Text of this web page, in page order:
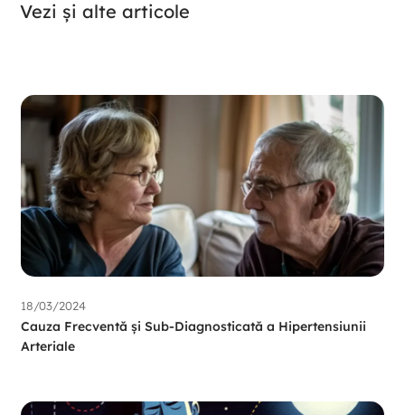
Vezi și alte articole
18/03/2024
Cauza Frecventă și Sub-Diagnosticată a Hipertensiunii
Arteriale